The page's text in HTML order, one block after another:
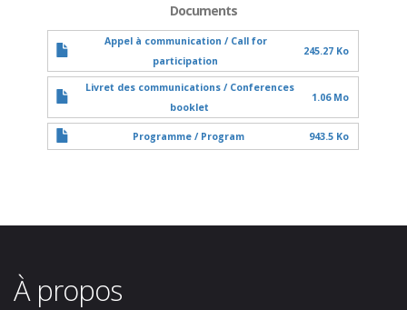
Documents
Appel à communication / Call for
participation
245.27 Ko
Livret des communications / Conferences
booklet
1.06 Mo
Programme / Program 943.5 Ko
À propos